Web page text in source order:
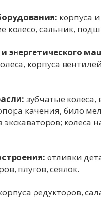
корпуса
колесо, сальник,
энергетического
корпуса
зубчатые
качения, било
колеса
отливки
плугов, сеялок.
редукторов,